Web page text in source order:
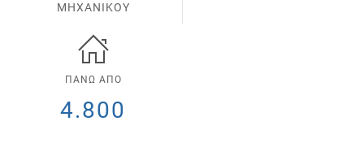
ΜΗΧΑΝΙΚΟΥ
ΠΑΝΩ ΑΠΟ
4.800